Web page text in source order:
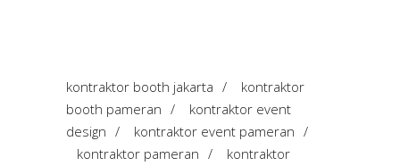
kontraktor booth jakarta /
kontraktor
booth pameran /
kontraktor event
design / kontraktor event pameran /
kontraktor pameran /
kontraktor